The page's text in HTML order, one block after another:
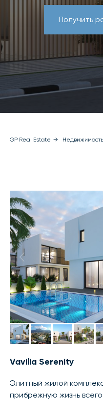
Получить
GP Real Estate → Недвижимость
Vavilia Serenity
Элитный жилой
прибрежную жизнь